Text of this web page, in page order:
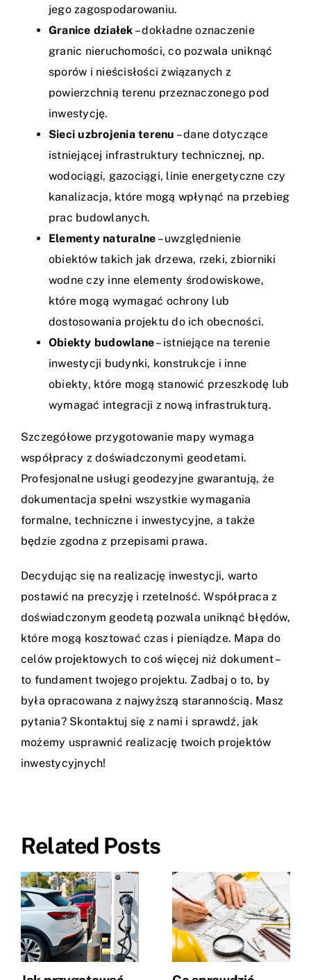
jego zagospodarowaniu.
Granice działek – dokładne oznaczenie
granic nieruchomości, co pozwala uniknąć
sporów i nieścisłości związanych z
powierzchnią terenu przeznaczonego pod
inwestycję.
Sieci uzbrojenia terenu – dane dotyczące
istniejącej infrastruktury technicznej, np.
wodociągi, gazociągi, linie energetyczne czy
kanalizacja, które mogą wpłynąć na przebieg
prac budowlanych.
Elementy naturalne – uwzględnienie
obiektów takich jak drzewa, rzeki, zbiorniki
wodne czy inne elementy środowiskowe,
które mogą wymagać ochrony lub
dostosowania projektu do ich obecności.
Obiekty budowlane– istniejące na terenie
inwestycji budynki, konstrukcje i inne
obiekty, które mogą stanowić przeszkodę lub
wymagać integracji z nową infrastrukturą.
Szczegółowe przygotowanie mapy wymaga
współpracy z doświadczonymi geodetami.
Profesjonalne usługi geodezyjne gwarantują, że
dokumentacja spełni wszystkie wymagania
formalne, techniczne i inwestycyjne, a także
będzie zgodna z przepisami prawa.
Decydując się na realizację inwestycji, warto
postawić na precyzję i rzetelność. Współpraca z
doświadczonym geodetą pozwala uniknąć błędów,
które mogą kosztować czas i pieniądze. Mapa do
celów projektowych to coś więcej niż dokument –
to fundament twojego projektu. Zadbaj o to, by
była opracowana z najwyższą starannością. Masz
pytania? Skontaktuj się z nami i sprawdź, jak
możemy usprawnić realizację twoich projektów
inwestycyjnych!
Related Posts